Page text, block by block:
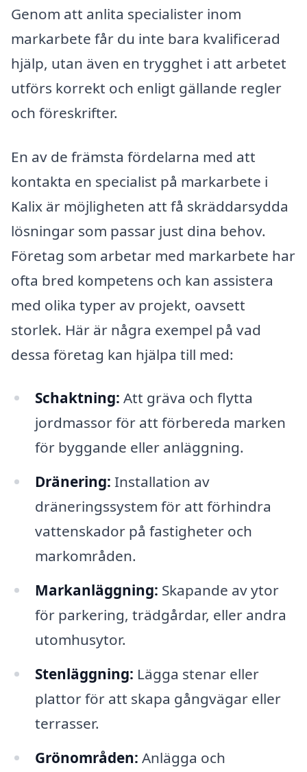
Genom att anlita specialister inom
markarbete får du inte bara kvalificerad
hjälp, utan även en trygghet i att arbetet
utförs korrekt och enligt gällande regler
och föreskrifter.
En av de främsta fördelarna med att
kontakta en specialist på markarbete i
Kalix är möjligheten att få skräddarsydda
lösningar som passar just dina behov.
Företag som arbetar med markarbete har
ofta bred kompetens och kan assistera
med olika typer av projekt, oavsett
storlek. Här är några exempel på vad
dessa företag kan hjälpa till med:
Schaktning: Att gräva och flytta
jordmassor för att förbereda marken
för byggande eller anläggning.
Dränering: Installation av
dräneringssystem för att förhindra
vattenskador på fastigheter och
markområden.
Markanläggning: Skapande av ytor
för parkering, trädgårdar, eller andra
utomhusytor.
Stenläggning: Lägga stenar eller
plattor för att skapa gångvägar eller
terrasser.
Grönområden: Anlägga och